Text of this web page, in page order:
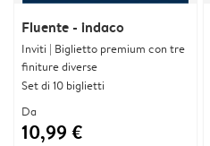
Fluente - indaco
Inviti | Biglietto premium con tre
finiture diverse
Set di 10 biglietti
Da
10,99 €